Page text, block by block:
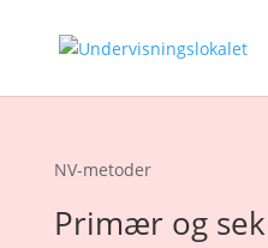
NV-metoder
Primær og